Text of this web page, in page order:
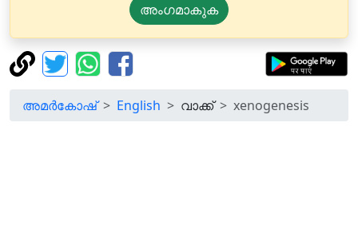
അംഗമാകുക
അമർകോഷ് English വാക്ക് xenogenesis